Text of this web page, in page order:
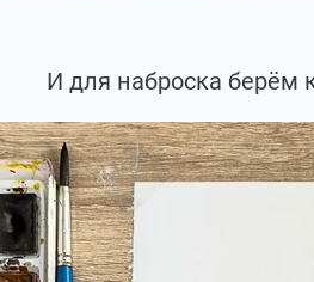
И для наброска берём